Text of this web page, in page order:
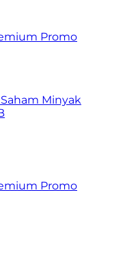
Promo
Saham Minyak
Promo